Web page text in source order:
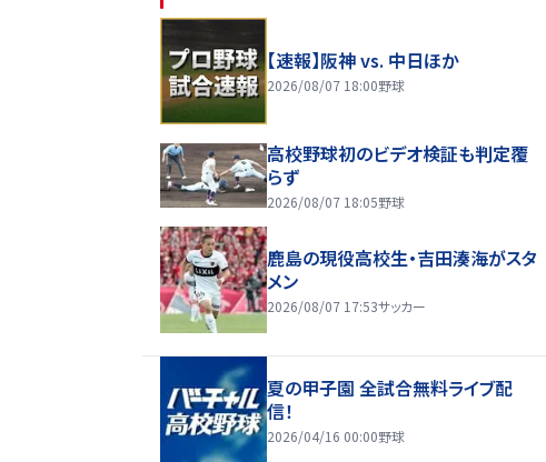
【速報】阪神 vs. 中日ほか
2026/08/07 18:00野球
高校野球初のビデオ検証も判定覆
らず
2026/08/07 18:05野球
鹿島の現役高校生・吉田湊海がスタ
メン
2026/08/07 17:53サッカー
夏の甲子園 全試合無料ライブ配
信！
2026/04/16 00:00野球